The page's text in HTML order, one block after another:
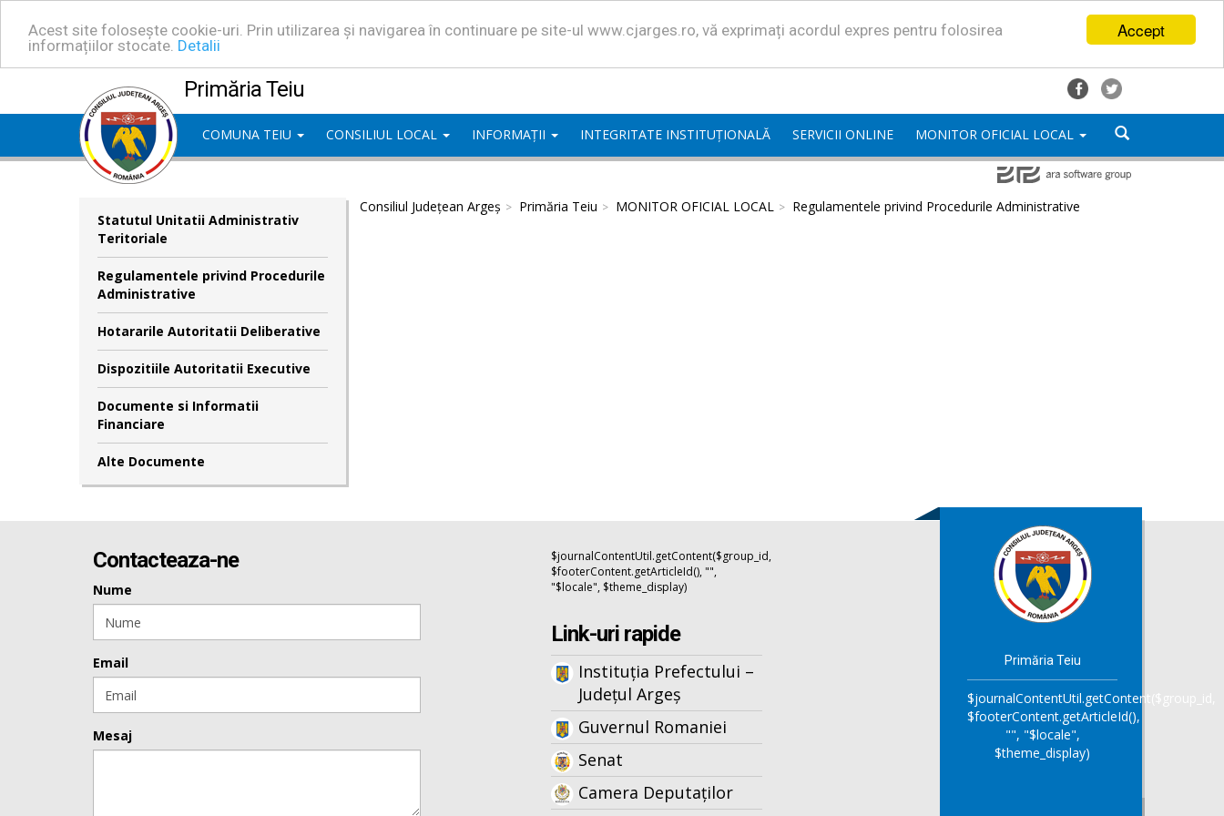
Accept
Acest site folosește cookie-uri. Prin utilizarea și navigarea în continuare pe site-ul www.cjarges.ro, vă exprimați acordul expres pentru folosirea
informațiilor stocate. Detalii
Primăria Teiu
COMUNA TEIU CONSILIUL LOCAL INFORMAȚII INTEGRITATE INSTITUȚIONALĂ SERVICII ONLINE MONITOR OFICIAL LOCAL
Statutul Unitatii Administrativ
Teritoriale
Regulamentele privind Procedurile
Administrative
Hotararile Autoritatii Deliberative
Dispozitiile Autoritatii Executive
Documente si Informatii
Financiare
Alte Documente
Consiliul Județean Argeș Primăria Teiu MONITOR OFICIAL LOCAL Regulamentele privind Procedurile Administrative
Contacteaza-ne
Nume
Email
Mesaj
$journalContentUtil.getContent($group_id,
$footerContent.getArticleId(), "",
"$locale", $theme_display)
Link-uri rapide
Instituția Prefectului –
Județul Argeș
Guvernul Romaniei
Senat
Camera Deputaților
Primăria Teiu
$journalContentUtil.getContent($group_id,
$footerContent.getArticleId(),
"", "$locale",
$theme_display)